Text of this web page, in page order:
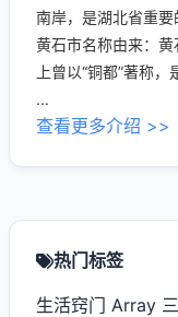
南岸，是湖北省重要
黄石市名称由来：
上曾以“铜都”著称
...
查看更多介绍 >>
热门标签
生活窍门 Array